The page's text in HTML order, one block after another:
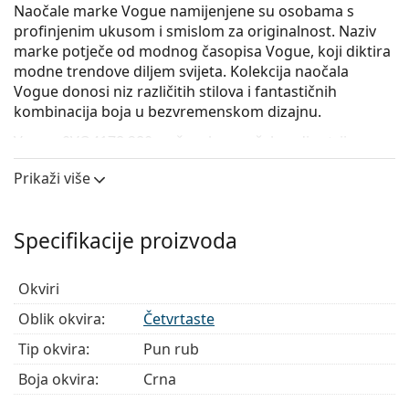
Naočale marke Vogue namijenjene su osobama s
profinjenim ukusom i smislom za originalnost. Naziv
marke potječe od modnog časopisa Vogue, koji diktira
modne trendove diljem svijeta. Kolekcija naočala
Vogue donosi niz različitih stilova i fantastičnih
kombinacija boja u bezvremenskom dizajnu.
Vogue 0VO4178 280
su ženske naočale s dioptrijom.
Iskoristite značajku virtualnog isprobavanja i
Crna boja okvira savršeno pristaje uz hladne nijanse
plavom kosom.
Četvrtasti okviri idealan su izbor ako imate okrugli,
ovalni ili trokutasti oblik lica.
Okvir naočala izrađen je od metala koji dobro drži
oblik i nudi visoku čvrstoću i jedinstven izgled.
Cijeli okviri su najčešći tip okvira, sastoje se od
Prikaži više
Specifikacije proizvoda
Okviri
Oblik okvira:
Četvrtaste
Tip okvira:
Pun rub
Boja okvira:
Crna